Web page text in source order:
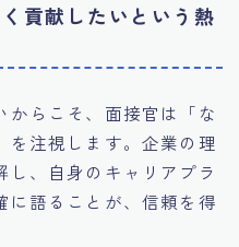
貢献したいという熱
からこそ、面接官は「な
を注視します。企業の理
、自身のキャリアプラ
に語ることが、信頼を得